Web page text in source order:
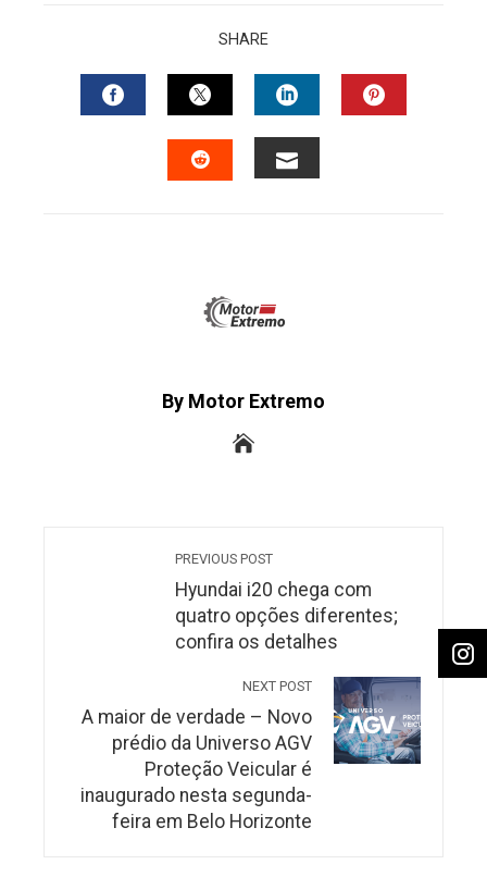
SHARE
FACEBOOKTWITTERLINKEDIN
By Motor Extremo
PREVIOUS POST
Hyundai i20 chega com
quatro opções diferentes;
confira os detalhes
NEXT POST
A maior de verdade – Novo
prédio da Universo AGV
Proteção Veicular é
inaugurado nesta segunda-
feira em Belo Horizonte